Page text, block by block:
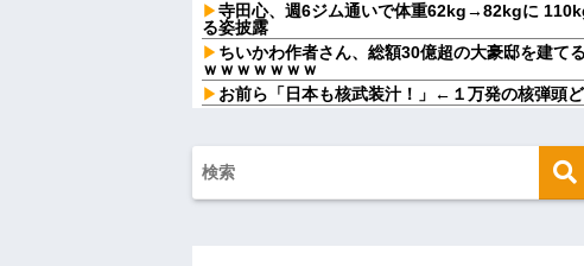
寺田心、週6ジム通いで体重62kg→82kgに
る姿披露
ちいかわ作者さん、総額30億超の大豪邸を建て
ｗｗｗｗｗｗｗ
お前ら「日本も核武装汁！」←１万発の核弾頭
行方不明になった子の名前が「大和」だと知っ
結果、ネットで意見が真っ二つになっていて…
子供がバイトで貯めた資金で旅行中の話だけど
飛行機に乗ると、自分の指定席には見知らぬ子